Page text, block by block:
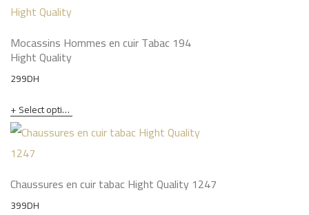
Mocassins Hommes en cuir Tabac 194
Hight Quality
299DH
Select options
Chaussures en cuir tabac Hight Quality 1247
399DH